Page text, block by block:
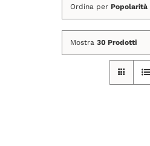
DELIVERY ROMA
Ordina per Popolarità
Mostra 30 Prodotti